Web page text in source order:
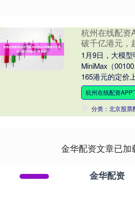
杭州在线配资
破千亿港元，
1月9日，大模型
MiniMax（
165港元的定价
80%，随后有所
截至今日收....
杭州在线配资APP
分类：北京股票
金华配资文章已加
金华配资